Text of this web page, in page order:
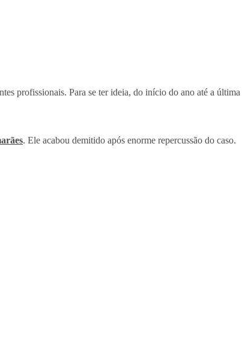
profissionais. Para se ter ideia, do início do ano até a última
. Ele acabou demitido após enorme repercussão do caso.